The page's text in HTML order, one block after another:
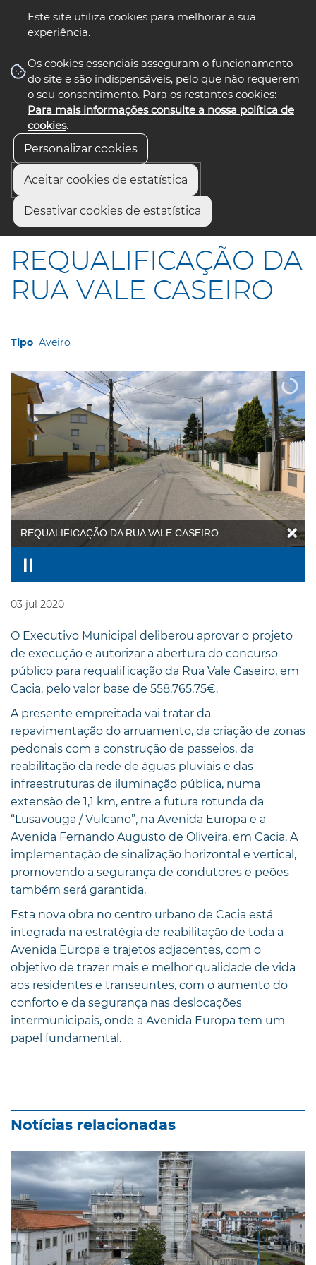
Este site utiliza cookies para melhorar a sua
experiência.
Os cookies essenciais asseguram o funcionamento
do site e são indispensáveis, pelo que não requerem
o seu consentimento. Para os restantes cookies:
Para mais informações consulte a nossa política de
cookies.
Personalizar cookies
Aceitar cookies de estatística
Desativar cookies de estatística
nos select language
Início
REQUALIFICAÇÃO DA RUA VALE CASEIRO
REQUALIFICAÇÃO DA
RUA VALE CASEIRO
Aveiro
REQUALIFICAÇÃO DA RUA VALE CASEIRO
03 jul 2020
O Executivo Municipal deliberou aprovar o projeto
de execução e autorizar a abertura do concurso
público para requalificação da Rua Vale Caseiro, em
Cacia, pelo valor base de 558.765,75€.
A presente empreitada vai tratar da
repavimentação do arruamento, da criação de zonas
pedonais com a construção de passeios, da
reabilitação da rede de águas pluviais e das
infraestruturas de iluminação pública, numa
extensão de 1,1 km, entre a futura rotunda da
“Lusavouga / Vulcano”, na Avenida Europa e a
Avenida Fernando Augusto de Oliveira, em Cacia. A
implementação de sinalização horizontal e vertical,
promovendo a segurança de condutores e peões
também será garantida.
Esta nova obra no centro urbano de Cacia está
integrada na estratégia de reabilitação de toda a
Avenida Europa e trajetos adjacentes, com o
objetivo de trazer mais e melhor qualidade de vida
aos residentes e transeuntes, com o aumento do
conforto e da segurança nas deslocações
intermunicipais, onde a Avenida Europa tem um
papel fundamental.
Notícias relacionadas